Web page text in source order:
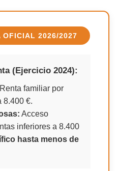
OFICIAL 2026/2027
(Ejercicio 2024):
Renta familiar por
8.400 €.
Acceso
inferiores a 8.400
hasta menos de